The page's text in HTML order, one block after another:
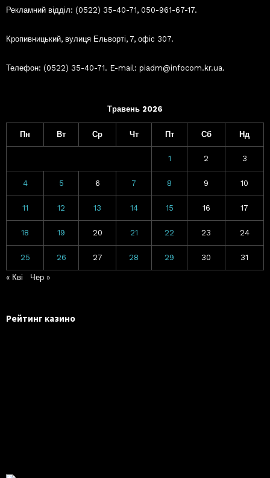
Рекламний відділ: (0522) 35-40-71, 050-961-67-17.
Кропивницький, вулиця Ельворті, 7, офіс 307.
Телефон: (0522) 35-40-71. E-mail: piadm@infocom.kr.ua.
Травень 2026
Пн Вт Ср Чт Пт Сб Нд
1 2 3
4 5 6 7 8 9 10
11 12 13 14 15 16 17
18 19 20 21 22 23 24
25 26 27 28 29 30 31
« Кві Чер »
Рейтинг казино